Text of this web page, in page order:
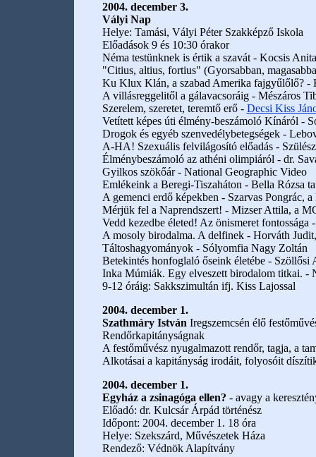
2004. december 3.
Vályi Nap
Helye: Tamási, Vályi Péter Szakképző Iskola
Előadások 9 és 10:30 órakor
Néma testünknek is értik a szavát - Kocsis
"Citius, altius, fortius" (Gyorsabban,
Ku Klux Klán, a szabad Amerika fajgyűlőlő? -
A villásreggelitől a gálavacsoráig - Mészáros
Szerelem, szeretet, teremtő erő - Decsi Kiss
Vetített képes úti élmény-beszámoló Kínáról -
Drogok és egyéb szenvedélybetegségek -
A-HA! Szexuális felvilágosító előadás -
Élménybeszámoló az athéni olimpiáról - dr.
Gyilkos szökőár - National Geographic Video
Emlékeink a Beregi-Tiszaháton - Bella Rózsa
A gemenci erdő képekben - Szarvas Pongrác,
Mérjük fel a Naprendszert! - Mizser Attila, a
Vedd kezedbe életed! Az önismeret
A mosoly birodalma. A delfinek - Horváth
Táltoshagyományok - Sólyomfia Nagy Zoltán
Betekintés honfoglaló őseink életébe - Szöllősi
Inka Múmiák. Egy elveszett birodalom titkai. -
9-12 óráig: Sakkszimultán ifj. Kiss Lajossal
2004. december 1.
Szathmáry István Iregszemcsén élő
Rendőrkapitányságnak
A festőművész nyugalmazott rendőr, tagja, a
Alkotásai a kapitányság irodáit, folyosóit
2004. december 1.
Egyház a zsinagóga ellen? - avagy a
Előadó: dr. Kulcsár Árpád történész
Időpont: 2004. december 1. 18 óra
Helye: Szekszárd, Művészetek Háza
Rendező: Védnök Alapítvány